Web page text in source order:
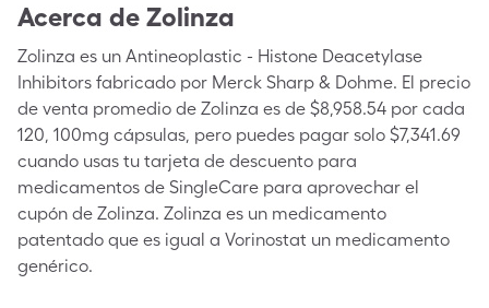
Acerca de Zolinza
Zolinza es un Antineoplastic - Histone Deacetylase
Inhibitors fabricado por Merck Sharp & Dohme. El precio
de venta promedio de Zolinza es de $8,958.54 por cada
120, 100mg cápsulas, pero puedes pagar solo $7,341.69
cuando usas tu tarjeta de descuento para
medicamentos de SingleCare para aprovechar el
cupón de Zolinza. Zolinza es un medicamento
patentado que es igual a Vorinostat un medicamento
genérico.